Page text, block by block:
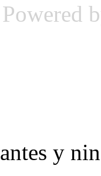
Powered
y